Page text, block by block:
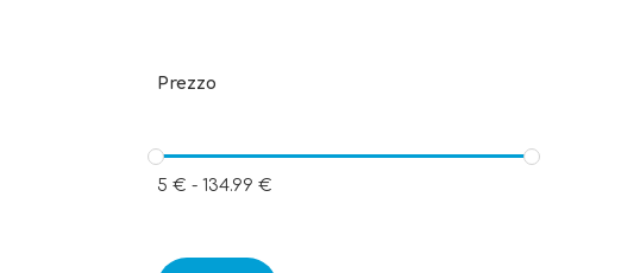
Prezzo
5 € - 134.99 €